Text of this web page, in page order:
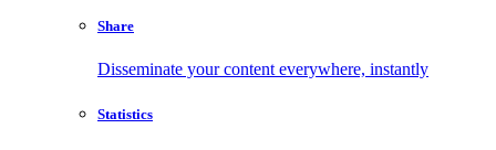
Share
Disseminate your content everywhere, instantly
Statistics